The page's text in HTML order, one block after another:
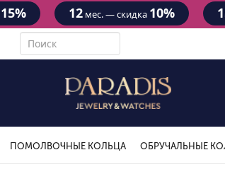
15% 12мес. — скидка 10%
ПОМОЛВОЧНЫЕ КОЛЬЦА ОБРУЧАЛЬНЫЕ